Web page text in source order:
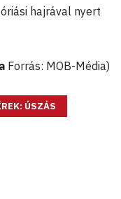
hajrával nyert
Forrás: MOB-Média)
ÚSZÁS